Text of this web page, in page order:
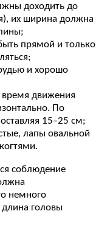
доходить до
их ширина должна
прямой и только
и хорошо
время движения
По
15–25 см;
лапы овальной
соблюдение
немного
головы